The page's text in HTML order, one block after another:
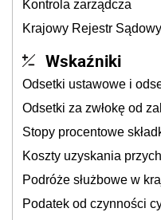
Kontrola zarządcza
Krajowy Rejestr Sądowy
Wskaźniki
Odsetki ustawowe i
Odsetki za zwłokę od
Stopy procentowe
Koszty uzyskania
Podróże służbowe w
Podatek od czynności